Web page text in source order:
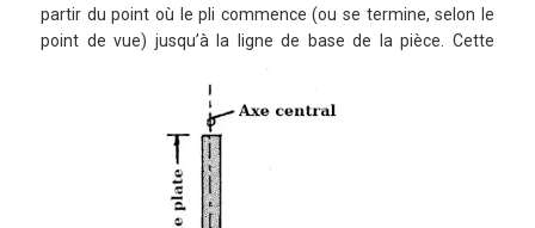
partir du point où le pli commence (ou se termine, selon le
point de vue) jusqu’à la ligne de base de la pièce. Cette